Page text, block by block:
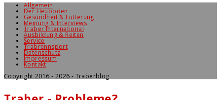
Allgemein
Der Heuboden
Gesundheit & Fütterung
Meinung & Interviews
Traber International
Ausbildung & Reiten
Service
Trabrennsport
Datenschutz
Impressum
Kontakt
Copyright 2016 - 2026 - Traberblog